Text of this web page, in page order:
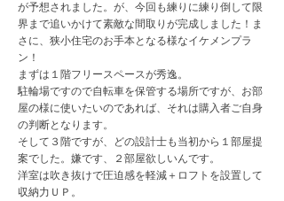
が予想されました。が、今回も練りに練り倒して限
界まで追いかけて素敵な間取りが完成しました！ま
さに、狭小住宅のお手本となる様なイケメンプラ
ン！
まずは１階フリースペースが秀逸。
駐輪場ですので自転車を保管する場所ですが、お部
屋の様に使いたいのであれば、それは購入者ご自身
の判断となります。
そして３階ですが、どの設計士も当初から１部屋提
案でした。嫌です、２部屋欲しいんです。
洋室は吹き抜けで圧迫感を軽減＋ロフトを設置して
収納力ＵＰ。